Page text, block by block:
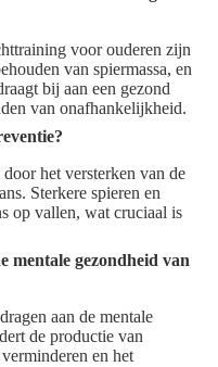
voor ouderen zijn
van spiermassa, en
bij aan een gezond
van onafhankelijkheid.
het versterken van de
Sterkere spieren en
op vallen, wat cruciaal is
mentale gezondheid van
aan de mentale
de productie van
en het